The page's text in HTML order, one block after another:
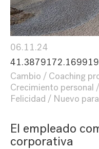
06.11.24
Cambio
Coaching
Crecimiento personal
Felicidad
Nuevo
El empleado
corporativa